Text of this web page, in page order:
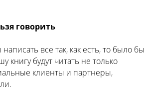
говорить
все так, как есть, то было бы
книгу будут читать не только
клиенты и партнеры,